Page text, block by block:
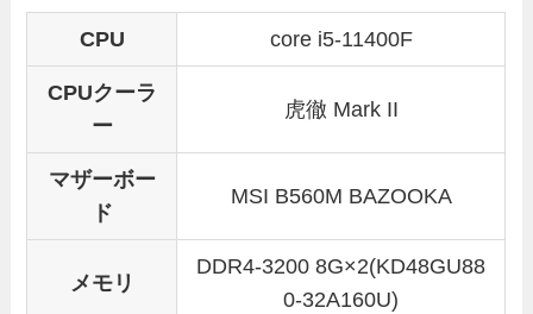
CPU core i5-11400F
CPUクーラ
ー
虎徹 Mark II
マザーボー
ド
MSI B560M BAZOOKA
メモリ
DDR4-3200 8G×2(KD48GU88
0-32A160U)